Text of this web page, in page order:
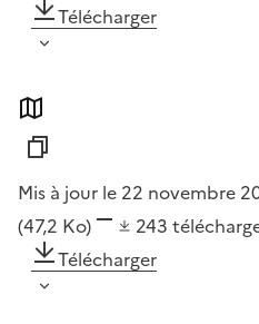
Télécharger
Mis à jour le 22 novembre
(47,2 Ko)
243
Télécharger